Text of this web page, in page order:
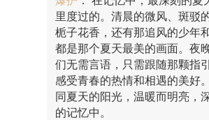
里度过的。清晨的微风、斑驳
栀子花香，还有那追风的少年
都是那个夏天最美的画面。夜
们无需言语，只需跟随那颗指
感受青春的热情和相遇的美好
同夏天的阳光，温暖而明亮，
的记忆中。